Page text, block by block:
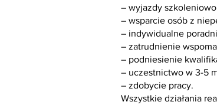
– wyjazdy
– wsparcie osób z
– indywidualne
– zatrudnienie
– podniesienie
– uczestnictwo w 3-5
– zdobycie pracy.
Wszystkie działania